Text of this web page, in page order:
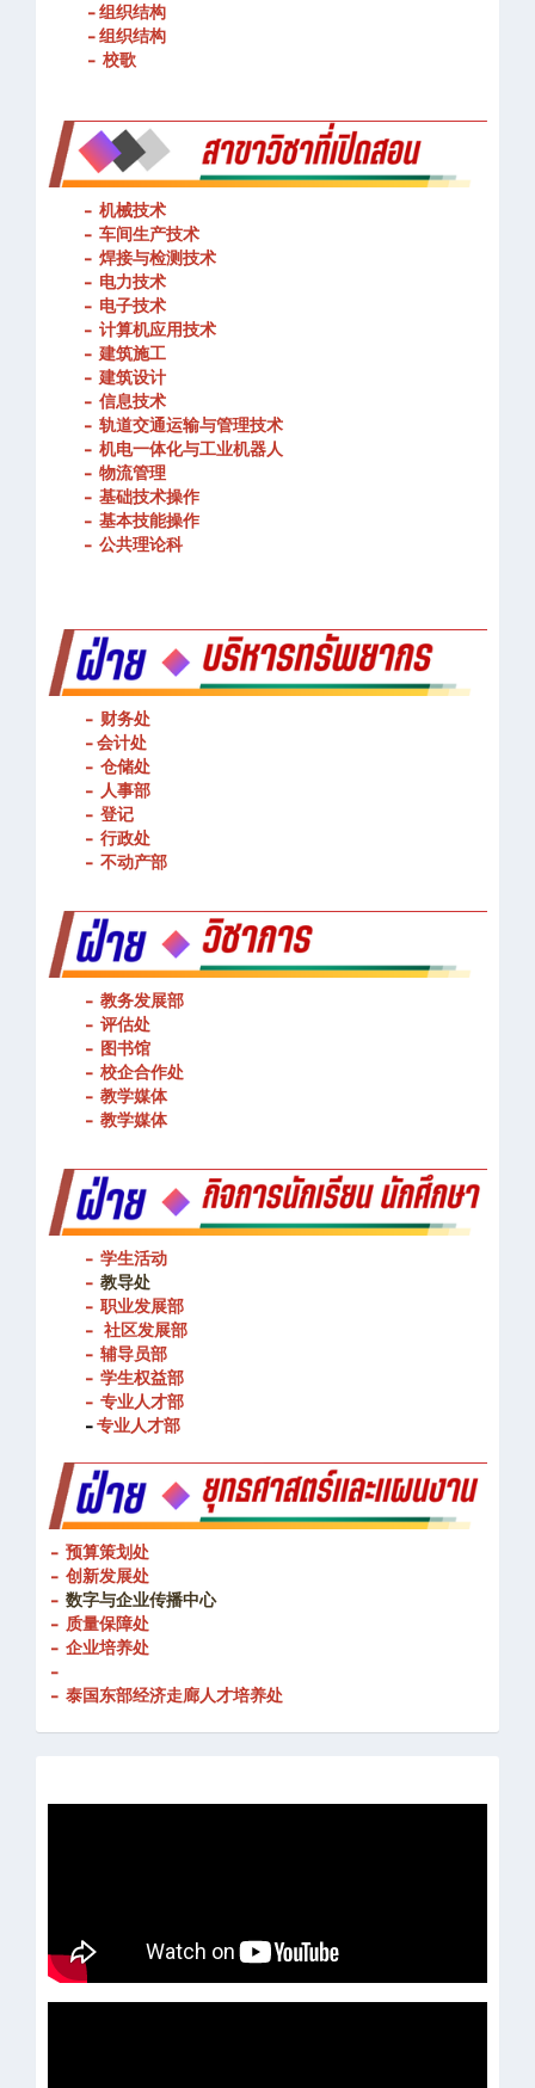
- 组织结构
- 组织结构
- 校歌
- 机械技术
- 车间生产技术
- 焊接与检测技术
- 电力技术
- 电子技术
- 计算机应用技术
-建筑施工
-建筑设计
- 信息技术
- 轨道交通运输与管理技术
- 机电一体化与工业机器人
- 物流管理
- 基础技术操作
- 基本技能操作
- 公共理论科
- 财务处
-会计处
- 仓储处
- 人事部
- 登记
- 行政处
- 不动产部
- 教务发展部
- 评估处
- 图书馆
- 校企合作处
- 教学媒体
- 教学媒体
- 学生活动
- 教导处
- 职业发展部
- 社区发展部
- 辅导员部
- 学生权益部
- 专业人才部
-专业人才部
- 预算策划处
- 创新发展处
- 数字与企业传播中心
- 质量保障处
- 企业培养处
-
- 泰国东部经济走廊人才培养处